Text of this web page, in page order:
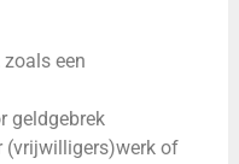
een
geldgebrek
(vrijwilligers)werk of